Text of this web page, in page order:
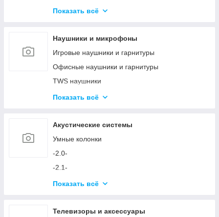
Программное обеспечение
Вентиляторы охлаждения
Мониторы и аксессуары
Аксессуары для ПК
Устройства ввода и аксессуары
Игровые кресла
Игровые устройства
Симуляторы и аксессуары
Показать всё
Наушники и микрофоны
Игровые наушники и гарнитуры
Офисные наушники и гарнитуры
TWS наушники
Микрофоны
Показать всё
Акустические системы
Умные колонки
-2.0-
-2.1-
Акустика с технологией Bluetooth
Показать всё
Телевизоры и аксессуары